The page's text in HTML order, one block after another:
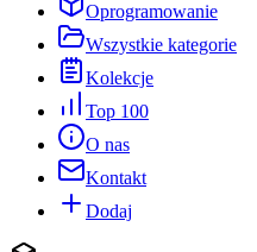
Oprogramowanie
Wszystkie kategorie
Kolekcje
Top 100
O nas
Kontakt
Dodaj